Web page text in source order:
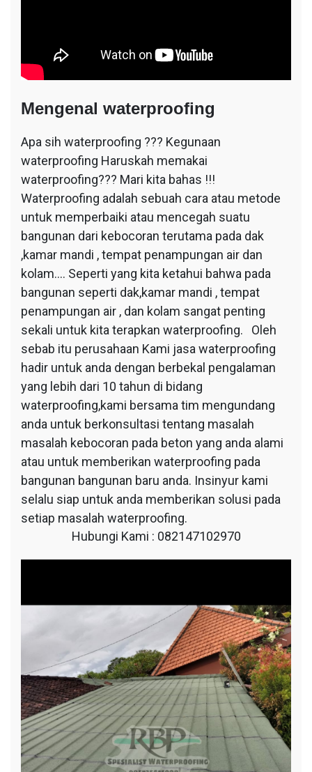
Mengenal waterproofing
Apa sih waterproofing ??? Kegunaan
waterproofing Haruskah memakai
waterproofing??? Mari kita bahas !!!
Waterproofing adalah sebuah cara atau metode
untuk memperbaiki atau mencegah suatu
bangunan dari kebocoran terutama pada dak
,kamar mandi , tempat penampungan air dan
kolam…. Seperti yang kita ketahui bahwa pada
bangunan seperti dak,kamar mandi , tempat
penampungan air , dan kolam sangat penting
sekali untuk kita terapkan waterproofing. Oleh
sebab itu perusahaan Kami jasa waterproofing
hadir untuk anda dengan berbekal pengalaman
yang lebih dari 10 tahun di bidang
waterproofing,kami bersama tim mengundang
anda untuk berkonsultasi tentang masalah
masalah kebocoran pada beton yang anda alami
atau untuk memberikan waterproofing pada
bangunan bangunan baru anda. Insinyur kami
selalu siap untuk anda memberikan solusi pada
setiap masalah waterproofing.
Hubungi Kami : 082147102970